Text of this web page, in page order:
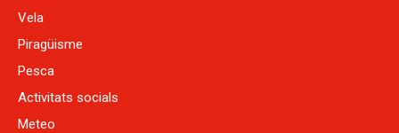
Vela
Piragüisme
Pesca
Activitats socials
Meteo